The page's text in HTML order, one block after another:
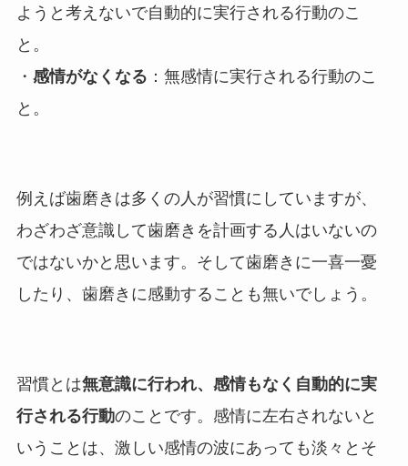
ようと考えないで自動的に実行される行動のこ
と。
・ 感情がなくなる ：無感情に実行される行動のこ
と。
例えば歯磨きは多くの人が習慣にしていますが、
わざわざ意識して歯磨きを計画する人はいないの
ではないかと思います。そして歯磨きに一喜一憂
したり、歯磨きに感動することも無いでしょう。
習慣とは無意識に行われ、感情もなく自動的に実
行される行動のことです。感情に左右されないと
いうことは、激しい感情の波にあっても淡々とそ